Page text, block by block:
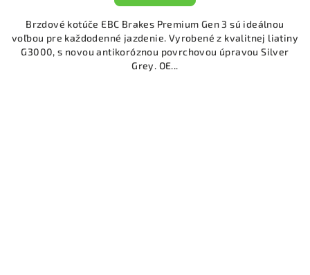
Brzdové kotúče EBC Brakes Premium Gen 3 sú ideálnou
voľbou pre každodenné jazdenie. Vyrobené z kvalitnej liatiny
G3000, s novou antikoróznou povrchovou úpravou Silver
Grey. OE...